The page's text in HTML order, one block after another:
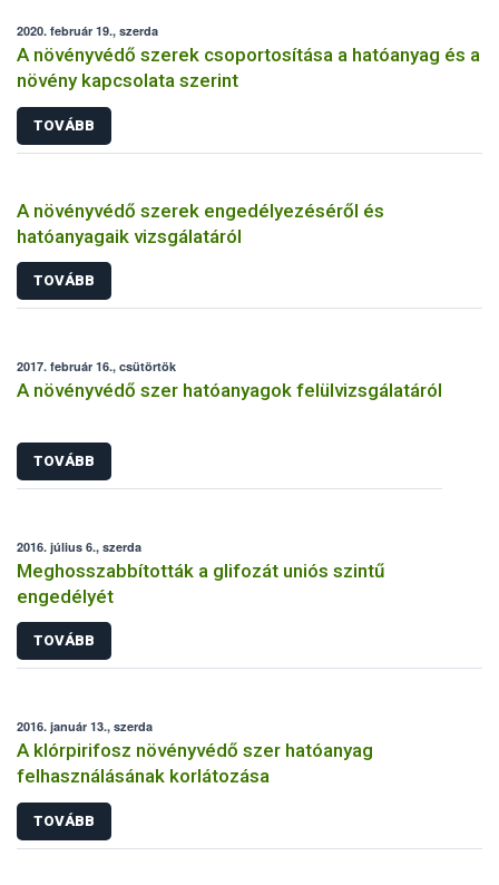
2020. február 19., szerda
A növényvédő szerek csoportosítása a hatóanyag és a
növény kapcsolata szerint
TOVÁBB
A növényvédő szerek engedélyezéséről és
hatóanyagaik vizsgálatáról
TOVÁBB
2017. február 16., csütörtök
A növényvédő szer hatóanyagok felülvizsgálatáról
TOVÁBB
2016. július 6., szerda
Meghosszabbították a glifozát uniós szintű
engedélyét
TOVÁBB
2016. január 13., szerda
A klórpirifosz növényvédő szer hatóanyag
felhasználásának korlátozása
TOVÁBB